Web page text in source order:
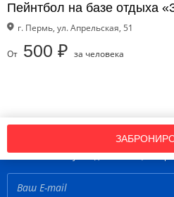
Пейнтбол на базе отдыха
г. Пермь, ул. Апрельская, 51
От 500 ₽ за человека
Подпишись на нашу
Нажимая кнопку «Подписаться», вы